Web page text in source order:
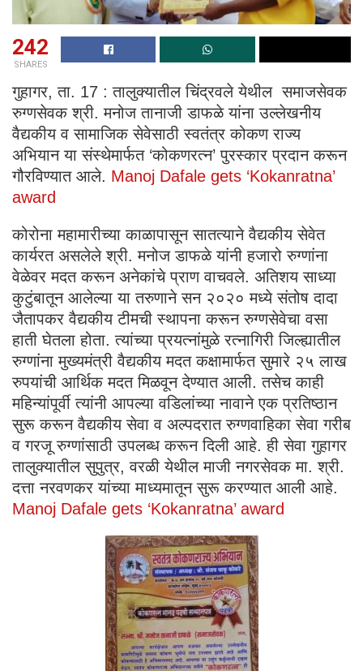
242
SHARES
गुहागर, ता. 17 : तालुक्यातील चिंद्रवले येथील समाजसेवक
रुग्णसेवक श्री. मनोज तानाजी डाफळे यांना उल्लेखनीय
वैद्यकीय व सामाजिक सेवेसाठी स्वतंत्र कोकण राज्य
अभियान या संस्थेमार्फत ‘कोकणरत्न’ पुरस्कार प्रदान करून
गौरविण्यात आले. Manoj Dafale gets ‘Kokanratna’
award
कोरोना महामारीच्या काळापासून सातत्याने वैद्यकीय सेवेत
कार्यरत असलेले श्री. मनोज डाफळे यांनी हजारो रुग्णांना
वेळेवर मदत करून अनेकांचे प्राण वाचवले. अतिशय साध्या
कुटुंबातून आलेल्या या तरुणाने सन २०२० मध्ये संतोष दादा
जैतापकर वैद्यकीय टीमची स्थापना करून रुग्णसेवेचा वसा
हाती घेतला होता. त्यांच्या प्रयत्नांमुळे रत्नागिरी जिल्ह्यातील
रुग्णांना मुख्यमंत्री वैद्यकीय मदत कक्षामार्फत सुमारे २५ लाख
रुपयांची आर्थिक मदत मिळवून देण्यात आली. तसेच काही
महिन्यांपूर्वी त्यांनी आपल्या वडिलांच्या नावाने एक प्रतिष्ठान
सुरू करून वैद्यकीय सेवा व अल्पदरात रुग्णवाहिका सेवा गरीब
व गरजू रुग्णांसाठी उपलब्ध करून दिली आहे. ही सेवा गुहागर
तालुक्यातील सुपुत्र, वरळी येथील माजी नगरसेवक मा. श्री.
दत्ता नरवणकर यांच्या माध्यमातून सुरू करण्यात आली आहे.
Manoj Dafale gets ‘Kokanratna’ award